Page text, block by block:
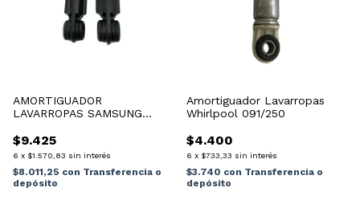
AMORTIGUADOR
LAVARROPAS SAMSUNG
$9.425
6 x $1.570,83 sin interés
$8.011,25 con Transferencia o
depósito
Amortiguador Lavarropas
Whirlpool 091/250
$4.400
6 x $733,33 sin interés
$3.740 con Transferencia o
depósito